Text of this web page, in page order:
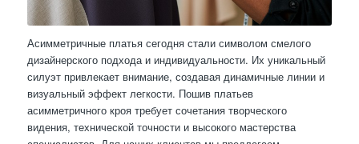
Асимметричные платья сегодня стали символом смелого
дизайнерского подхода и индивидуальности. Их уникальный
силуэт привлекает внимание, создавая динамичные линии и
визуальный эффект легкости. Пошив платьев
асимметричного кроя требует сочетания творческого
видения, технической точности и высокого мастерства